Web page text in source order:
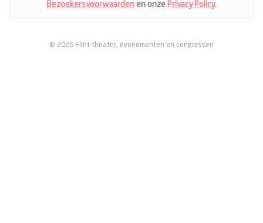
Bezoekersvoorwaarden en onze Privacy Policy.
© 2026 Flint theater, evenementen en congressen